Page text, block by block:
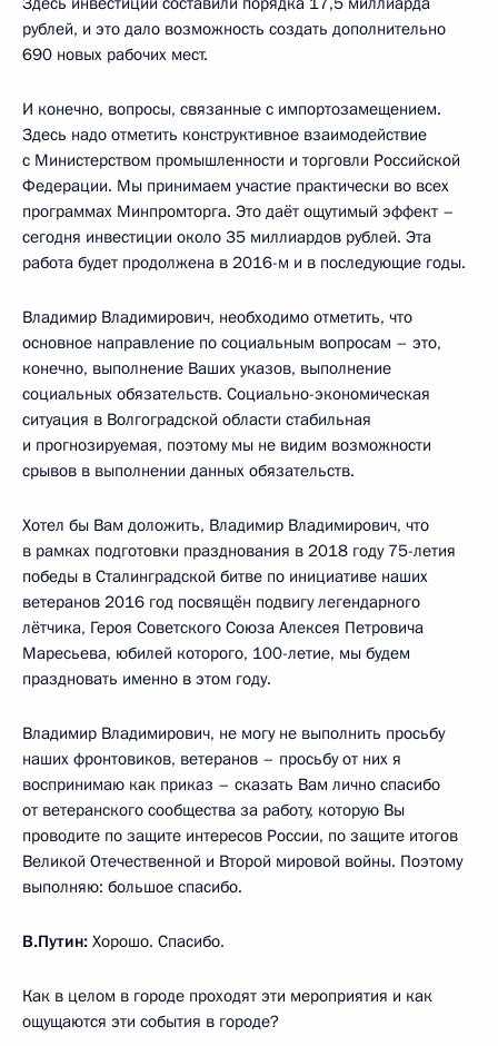
рублей, и это дало возможность создать дополнительно
690 новых рабочих мест.
И конечно, вопросы, связанные с импортозамещением.
Здесь надо отметить конструктивное взаимодействие
с Министерством промышленности и торговли Российской
Федерации. Мы принимаем участие практически во всех
программах Минпромторга. Это даёт ощутимый эффект –
сегодня инвестиции около 35 миллиардов рублей. Эта
работа будет продолжена в 2016-м и в последующие годы.
Владимир Владимирович, необходимо отметить, что
основное направление по социальным вопросам – это,
конечно, выполнение Ваших указов, выполнение
социальных обязательств. Социально-экономическая
ситуация в Волгоградской области стабильная
и прогнозируемая, поэтому мы не видим возможности
срывов в выполнении данных обязательств.
Хотел бы Вам доложить, Владимир Владимирович, что
в рамках подготовки празднования в 2018 году 75-летия
победы в Сталинградской битве по инициативе наших
ветеранов 2016 год посвящён подвигу легендарного
лётчика, Героя Советского Союза Алексея Петровича
Маресьева, юбилей которого, 100-летие, мы будем
праздновать именно в этом году.
Владимир Владимирович, не могу не выполнить просьбу
наших фронтовиков, ветеранов – просьбу от них я
воспринимаю как приказ – сказать Вам лично спасибо
от ветеранского сообщества за работу, которую Вы
проводите по защите интересов России, по защите итогов
Великой Отечественной и Второй мировой войны. Поэтому
выполняю: большое спасибо.
В.Путин: Хорошо. Спасибо.
Как в целом в городе проходят эти мероприятия и как
ощущаются эти события в городе?